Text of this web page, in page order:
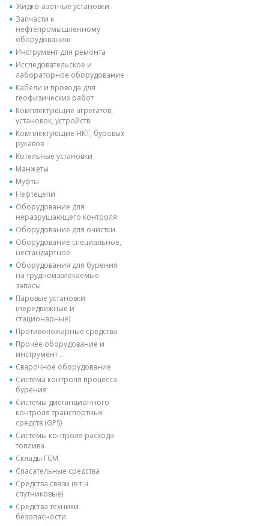
Жидко-азотные установки
Запчасти к
нефтепромышленному
оборудованию
Инструмент для ремонта
Исследовательское и
лабораторное оборудование
Кабели и провода для
геофизических работ
Комплектующие агрегатов,
установок, устройств
Комплектующие НКТ, буровых
рукавов
Котельные установки
Манжеты
Муфты
Нефтецепи
Оборудование для
неразрушающего контроля
Оборудование для очистки
Оборудование специальное,
нестандартное
Оборудования для бурения
на трудноизвлекаемые
запасы
Паровые установки
(передвижные и
стационарные)
Противопожарные средства
Прочее оборудование и
инструмент ...
Сварочное оборудование
Система контроля процесса
бурения
Системы дистанционного
контроля транспортных
средств (GPS)
Системы контроля расхода
топлива
Склады ГСМ
Спасательные средства
Средства связи (в т.ч.
спутниковые)
Средства техники
безопасности